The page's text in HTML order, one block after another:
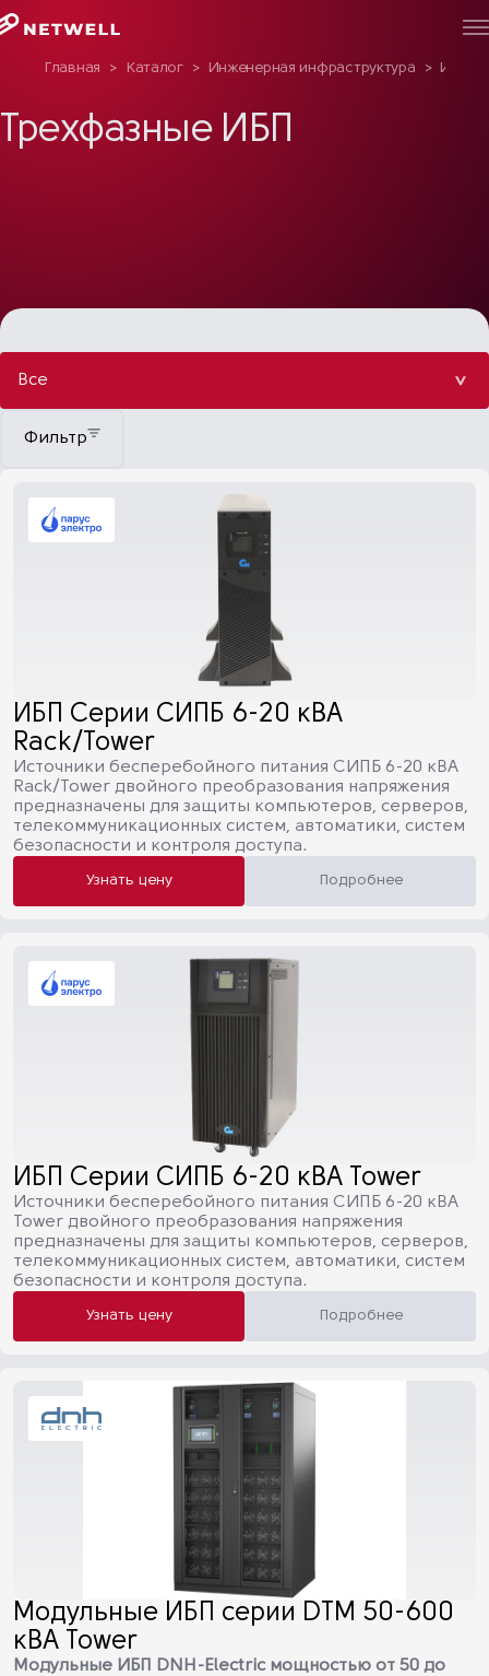
Главная > Каталог > Инженерная инфраструктура > ИБП
Трехфазные ИБП
Все
Фильтр
ИБП Серии СИПБ 6-20 кВА
Rack/Tower
Источники бесперебойного питания СИПБ 6-20 кВА
Rack/Tower двойного преобразования напряжения
предназначены для защиты компьютеров, серверов,
телекоммуникационных систем, автоматики, систем
безопасности и контроля доступа.
Узнать цену Подробнее
ИБП Серии СИПБ 6-20 кВА Tower
Источники бесперебойного питания СИПБ 6-20 кВА
Tower двойного преобразования напряжения
предназначены для защиты компьютеров, серверов,
телекоммуникационных систем, автоматики, систем
безопасности и контроля доступа.
Узнать цену Подробнее
Модульные ИБП серии DTM 50-600
кВА Tower
Модульные ИБП DNH-Electric мощностью от 50 до